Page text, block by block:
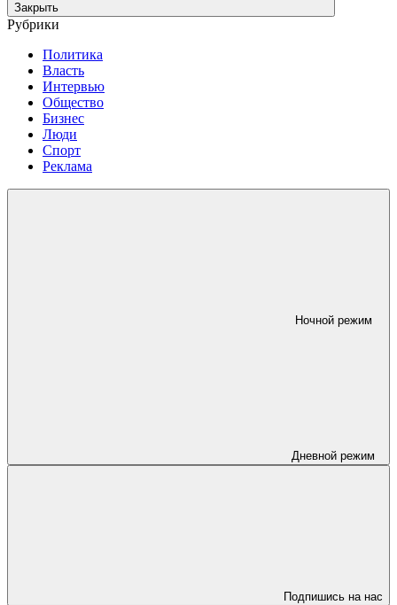
Закрыть
Рубрики
Политика
Власть
Интервью
Общество
Бизнес
Люди
Спорт
Реклама
Ночной режим
Дневной режим
Подпишись на нас